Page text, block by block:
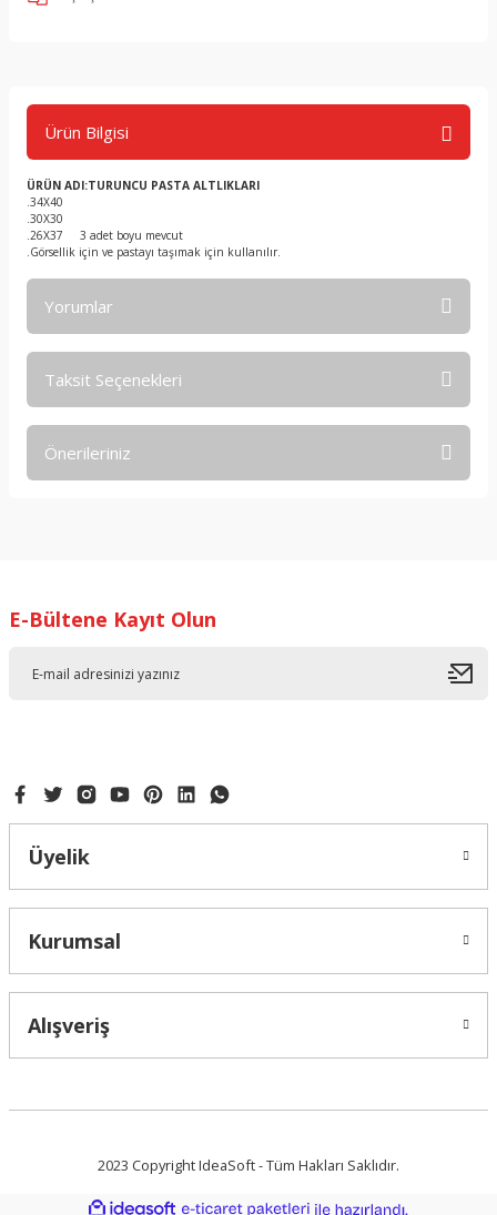
Ürün Bilgisi
ÜRÜN ADI:TURUNCU PASTA ALTLIKLARI
.34X40
.30X30
.26X37 3 adet boyu mevcut
.Görsellik için ve pastayı taşımak için kullanılır.
Yorumlar
Taksit Seçenekleri
Önerileriniz
Ürün resmi kalitesiz, bozuk veya görüntülenemiyor.
E-Bültene Kayıt Olun
Üyelik
Kurumsal
Alışveriş
2023 Copyright IdeaSoft - Tüm Hakları Saklıdır.
ideasoft e-